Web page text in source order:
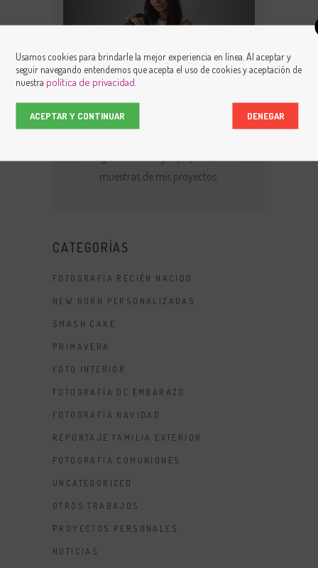
Mi nombre es Yolanda Santamaría y me
muestras de mis proyectos.
CATEGORÍAS
FOTOGRAFÍA RECIÉN NACIDO
NEW BORN PERSONALIZADAS
SMASH CAKE
PRIMAVERA
FOTO INTERIOR
FOTOGRAFÍA DE EMBARAZO
FOTOGRAFÍA NAVIDAD
REPORTAJE FAMILIA EXTERIOR
FOTOGRAFÍA COMUNIONES
UNCATEGORIZED
OTROS TRABAJOS
PROYECTOS PERSONALES
NOTICIAS
Usamos cookies para brindarle la mejor experiencia en línea. Al aceptar y
seguir navegando entendemos que acepta el uso de cookies y aceptación de
nuestra política de privacidad
ACEPTAR Y CONTINUAR DENEGAR